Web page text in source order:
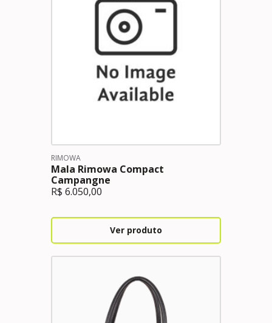
RIMOWA
Mala Rimowa Compact
Campangne
R$ 6.050,00
Ver produto